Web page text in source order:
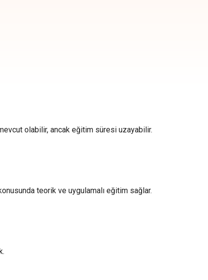
olabilir, ancak eğitim süresi uzayabilir.
teorik ve uygulamalı eğitim sağlar.